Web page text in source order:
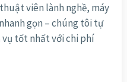
viên lành nghề, máy
gọn – chúng tôi tự
tốt nhất với chi phí